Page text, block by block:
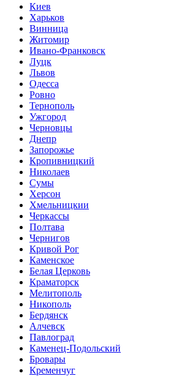
Киев
Харьков
Винница
Житомир
Ивано-Франковск
Луцк
Львов
Одесса
Ровно
Тернополь
Ужгород
Черновцы
Днепр
Запорожье
Кропивницкий
Николаев
Сумы
Херсон
Хмельницкии
Черкассы
Полтава
Чернигов
Кривой Рог
Каменское
Белая Церковь
Краматорск
Мелитополь
Никополь
Бердянск
Алчевск
Павлоград
Каменец-Подольский
Бровары
Кременчуг